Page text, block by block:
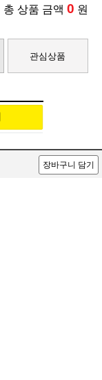
총 상품 금액 0 원
관심상품
장바구니 담기